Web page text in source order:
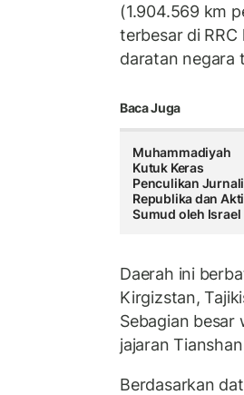
(1.904.569 km
terbesar di
daratan negara
Baca Juga
Muhammadiyah
Kutuk Keras
Penculikan
Republika dan
Sumud oleh Israel
Daerah ini
Kirgizstan,
Sebagian besar
jajaran
Berdasarkan